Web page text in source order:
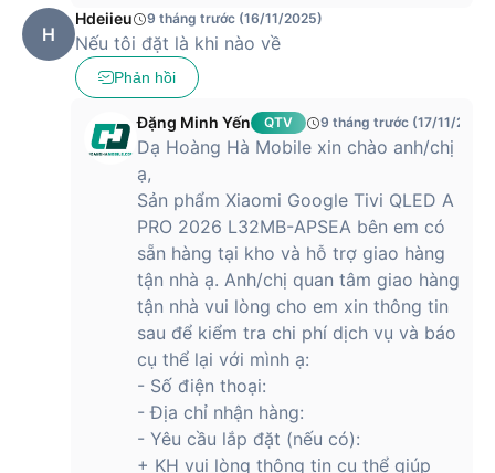
H
Hdeiieu 9 tháng trước (16/11/2025)
Nếu tôi đặt là khi nào về
Phản hồi
Đặng Minh Yến QTV 9 tháng trước (17/11/2025)
Dạ Hoàng Hà Mobile xin chào anh/chị
ạ,
Sản phẩm Xiaomi Google Tivi QLED A
PRO 2026 L32MB-APSEA bên em có
sẵn hàng tại kho và hỗ trợ giao hàng
tận nhà ạ. Anh/chị quan tâm giao hàng
tận nhà vui lòng cho em xin thông tin
sau để kiểm tra chi phí dịch vụ và báo
cụ thể lại với mình ạ:
- Số điện thoại:
- Địa chỉ nhận hàng:
- Yêu cầu lắp đặt (nếu có):
+ KH vui lòng thông tin cụ thể giúp